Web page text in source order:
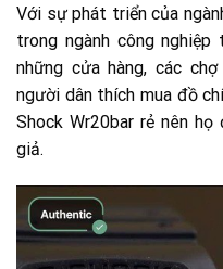
Với sự phát triển của
trong ngành công
những cửa hàng, các
người dân thích mua đồ
Shock Wr20bar rẻ nên
giả.